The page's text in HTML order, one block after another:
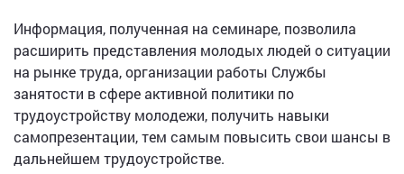
Информация, полученная на семинаре, позволила
расширить представления молодых людей о ситуации
на рынке труда, организации работы Службы
занятости в сфере активной политики по
трудоустройству молодежи, получить навыки
самопрезентации, тем самым повысить свои шансы в
дальнейшем трудоустройстве.